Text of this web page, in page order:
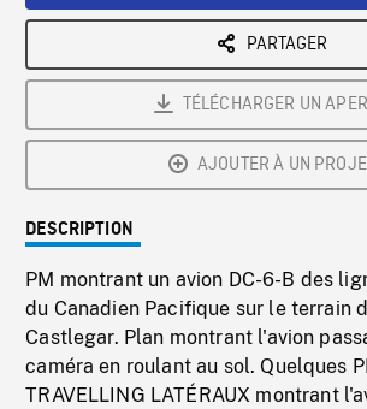
PARTAGER
TÉLÉCHARGER UN
AJOUTER À UN
DESCRIPTION
PM montrant un avion DC-6-B des
du Canadien Pacifique sur le terrain
Castlegar. Plan montrant l'avion
caméra en roulant au sol. Quelques
TRAVELLING LATÉRAUX montrant